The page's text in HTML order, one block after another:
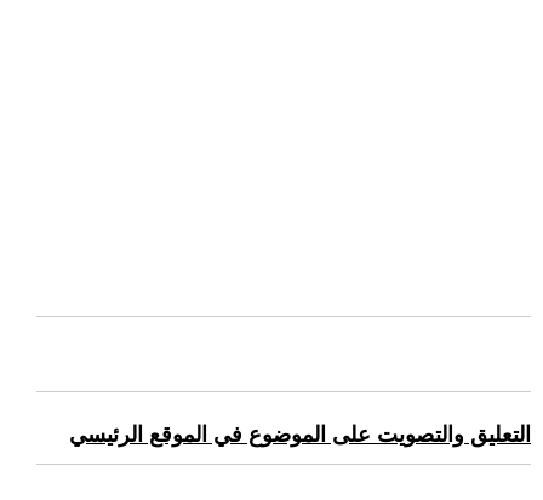
التعليق والتصويت على الموضوع في الموقع الرئيسي